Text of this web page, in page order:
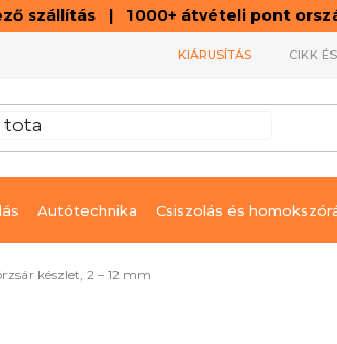
szállítás | 1 000+ átvételi pont
KIÁRUSÍTÁS CIKK
Autótechnika Csiszolás és
készlet, 2 – 12 mm